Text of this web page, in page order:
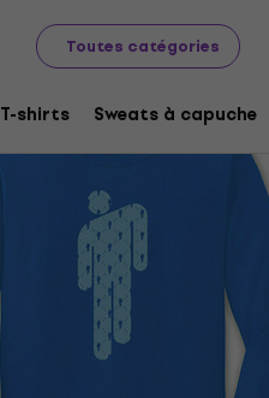
Toutes catégories
T-shirts Sweats à capuche
T-shirts